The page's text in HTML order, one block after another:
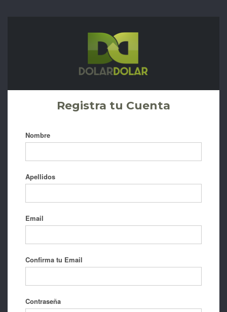
Registra tu Cuenta
Nombre
Apellidos
Email
Confirma tu Email
Contraseña